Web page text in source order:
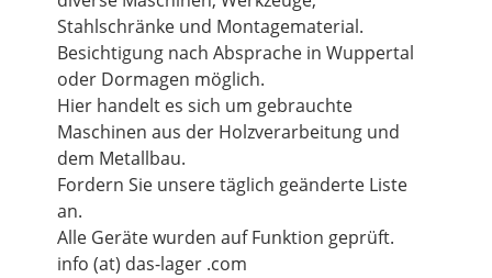
Stahlschränke und Montagematerial.
Besichtigung nach Absprache in Wuppertal
oder Dormagen möglich.
Hier handelt es sich um gebrauchte
Maschinen aus der Holzverarbeitung und
dem Metallbau.
Fordern Sie unsere täglich geänderte Liste
an.
Alle Geräte wurden auf Funktion geprüft.
info (at) das-lager .com